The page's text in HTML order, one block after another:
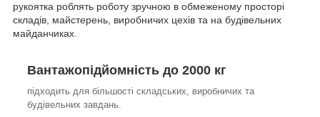
рукоятка роблять роботу зручною в обмеженому просторі
складів, майстерень, виробничих цехів та на будівельних
майданчиках.
Вантажопідйомність до 2000 кг
підходить для більшості складських, виробничих та
будівельних завдань.